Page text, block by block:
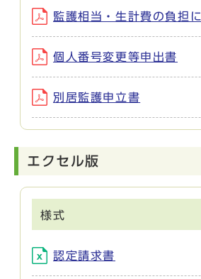
監護相当・生計費の負担
個人番号変更等申出書
別居監護申立書
エクセル版
様式
認定請求書